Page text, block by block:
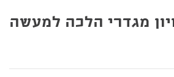
מגדרי הלכה למעשה